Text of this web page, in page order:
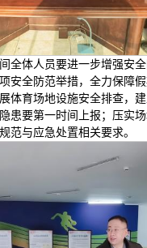
全体人员要进一步增强安
安全防范举措，全力保障
体育场地设施安全排查，
患要第一时间上报；压实
范与应急处置相关要求。